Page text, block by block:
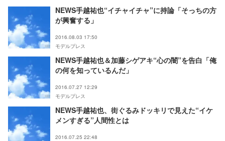
NEWS手越祐也“イチャイチャ”に持論「そっちの方
が興奮する」
2016.08.03 17:50
モデルプレス
NEWS手越祐也＆加藤シゲアキ“心の闇”を告白「俺
の何を知っているんだ」
2016.07.27 12:29
モデルプレス
NEWS手越祐也、街ぐるみドッキリで見えた“イケ
メンすぎる”人間性とは
2016.07.25 22:48